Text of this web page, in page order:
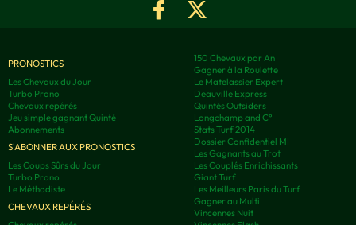
PRONOSTICS
Les Chevaux du Jour
Turbo Prono
Chevaux repérés
Jeu simple gagnant Quinté
Abonnements
S'ABONNER AUX PRONOSTICS
Les Coups Sûrs du Jour
Turbo Prono
Le Méthodiste
CHEVAUX REPÉRÉS
150 Chevaux par An
Gagner à la Roulette
Le Matelassier Expert
Deauville Express
Quintés Outsiders
Longchamp and C°
Stats Turf 2014
Dossier Confidentiel MI
Les Gagnants au Trot
Les Couplés Enrichissants
Giant Turf
Les Meilleurs Paris du Turf
Gagner au Multi
Vincennes Nuit